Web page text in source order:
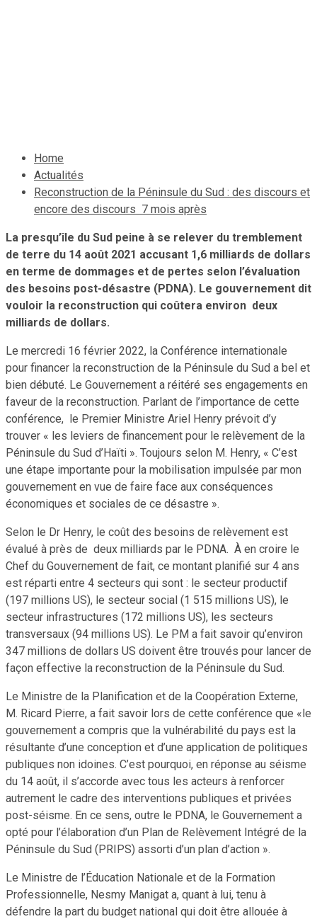
Home
Actualités
Reconstruction de la Péninsule du Sud : des discours et
encore des discours 7 mois après
La presqu’île du Sud peine à se relever du tremblement
de terre du 14 août 2021 accusant 1,6 milliards de dollars
en terme de dommages et de pertes selon l’évaluation
des besoins post-désastre (PDNA). Le gouvernement dit
vouloir la reconstruction qui coûtera environ deux
milliards de dollars.
Le mercredi 16 février 2022, la Conférence internationale
pour financer la reconstruction de la Péninsule du Sud a bel et
bien débuté. Le Gouvernement a réitéré ses engagements en
faveur de la reconstruction. Parlant de l’importance de cette
conférence, le Premier Ministre Ariel Henry prévoit d’y
trouver « les leviers de financement pour le relèvement de la
Péninsule du Sud d’Haïti ». Toujours selon M. Henry, « C’est
une étape importante pour la mobilisation impulsée par mon
gouvernement en vue de faire face aux conséquences
économiques et sociales de ce désastre ».
Selon le Dr Henry, le coût des besoins de relèvement est
évalué à près de deux milliards par le PDNA. À en croire le
Chef du Gouvernement de fait, ce montant planifié sur 4 ans
est réparti entre 4 secteurs qui sont : le secteur productif
(197 millions US), le secteur social (1 515 millions US), le
secteur infrastructures (172 millions US), les secteurs
transversaux (94 millions US). Le PM a fait savoir qu’environ
347 millions de dollars US doivent être trouvés pour lancer de
façon effective la reconstruction de la Péninsule du Sud.
Le Ministre de la Planification et de la Coopération Externe,
M. Ricard Pierre, a fait savoir lors de cette conférence que «le
gouvernement a compris que la vulnérabilité du pays est la
résultante d’une conception et d’une application de politiques
publiques non idoines. C’est pourquoi, en réponse au séisme
du 14 août, il s’accorde avec tous les acteurs à renforcer
autrement le cadre des interventions publiques et privées
post-séisme. En ce sens, outre le PDNA, le Gouvernement a
opté pour l’élaboration d’un Plan de Relèvement Intégré de la
Péninsule du Sud (PRIPS) assorti d’un plan d’action ».
Le Ministre de l’Éducation Nationale et de la Formation
Professionnelle, Nesmy Manigat a, quant à lui, tenu à
défendre la part du budget national qui doit être allouée à